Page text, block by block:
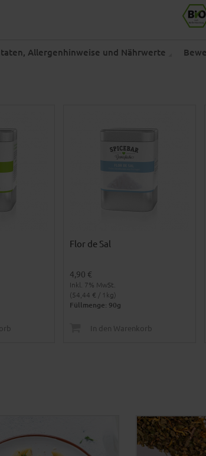
Allergenhinweise und Nährwerte
Flor de Sal
4,90 €
Inkl. 7% MwSt.
(54,44 € / 1kg)
Füllmenge: 90g
In den Warenkorb